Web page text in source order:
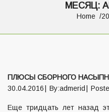
МЕСЯЦ:
Home
ПЛЮСЫ СБОРНОГО
30.04.2016
By:admerid
Еще тридцать лет назад